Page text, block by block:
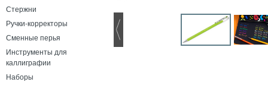
Стержни
Ручки-корректоры
Сменные перья
Инструменты для
каллиграфии
Наборы